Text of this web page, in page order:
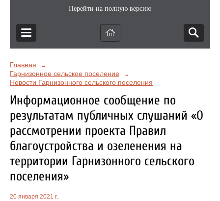
Перейти на полную версию
Главная →
Гарнизонное сельское поселение →
Новости Гарнизонного сельского поселения
Информационное сообщение по
результатам публичных слушаний «О
рассмотрении проекта Правил
благоустройства и озеленения на
территории Гарнизонного сельского
поселения»
20 января 2021 г.